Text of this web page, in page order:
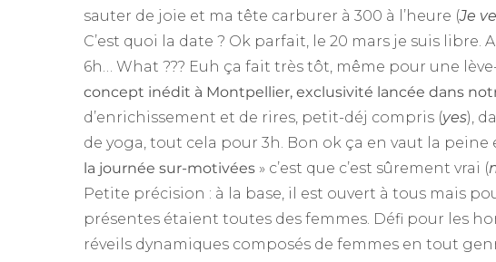
sauter de joie et ma tête carburer à 300 à l’heure (Je
C’est quoi la date ? Ok parfait, le 20 mars je suis libre.
6h… What ??? Euh ça fait très tôt, même pour une
concept inédit à Montpellier, exclusivité lancée dans
d’enrichissement et de rires, petit-déj compris (yes),
de yoga, tout cela pour 3h. Bon ok ça en vaut la peine
la journée sur-motivées » c’est que c’est sûrement vrai (
Petite précision : à la base, il est ouvert à tous mais
présentes étaient toutes des femmes. Défi pour les
réveils dynamiques composés de femmes en tout